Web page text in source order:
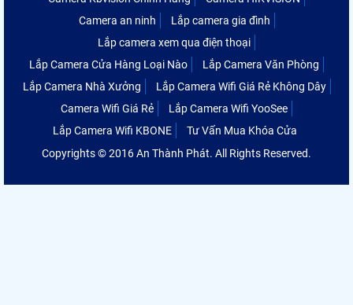
Camera an ninh
Lắp camera gia đình
Lắp camera xem qua điện thoại
Lắp Camera Cửa Hàng Loại Nào
Lắp Camera Văn Phòng
Lắp Camera Nhà Xưởng
Lắp Camera Wifi Giá Rẻ Không Dây
Camera Wifi Giá Rẻ
Lắp Camera Wifi YooSee
Lắp Camera Wifi KBONE
Tư Vấn Mua Khóa Cửa
Copyrights © 2016 An Thành Phát. All Rights Reserved.